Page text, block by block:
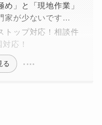
め」と「現地作業」
家が少ないです…
トップ対応！相談件
応！
る